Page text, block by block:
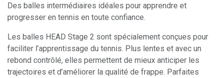
Des balles intermédiaires idéales pour apprendre et
progresser en tennis en toute confiance.
Les balles HEAD Stage 2 sont spécialement conçues pour
faciliter l’apprentissage du tennis. Plus lentes et avec un
rebond contrôlé, elles permettent de mieux anticiper les
trajectoires et d’améliorer la qualité de frappe. Parfaites